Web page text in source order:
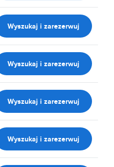
Wyszukaj i zarezerwuj
Wyszukaj i zarezerwuj
Wyszukaj i zarezerwuj
Wyszukaj i zarezerwuj